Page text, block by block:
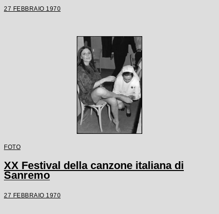
27 FEBBRAIO 1970
FOTO
XX Festival della canzone italiana di
Sanremo
27 FEBBRAIO 1970